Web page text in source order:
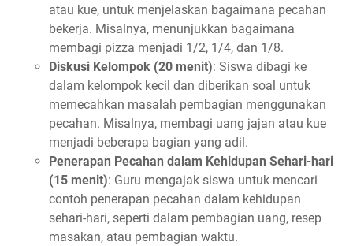
atau kue, untuk menjelaskan bagaimana pecahan
bekerja. Misalnya, menunjukkan bagaimana
membagi pizza menjadi 1/2, 1/4, dan 1/8.
Diskusi Kelompok (20 menit): Siswa dibagi ke
dalam kelompok kecil dan diberikan soal untuk
memecahkan masalah pembagian menggunakan
pecahan. Misalnya, membagi uang jajan atau kue
menjadi beberapa bagian yang adil.
Penerapan Pecahan dalam Kehidupan Sehari-hari
(15 menit): Guru mengajak siswa untuk mencari
contoh penerapan pecahan dalam kehidupan
sehari-hari, seperti dalam pembagian uang, resep
masakan, atau pembagian waktu.